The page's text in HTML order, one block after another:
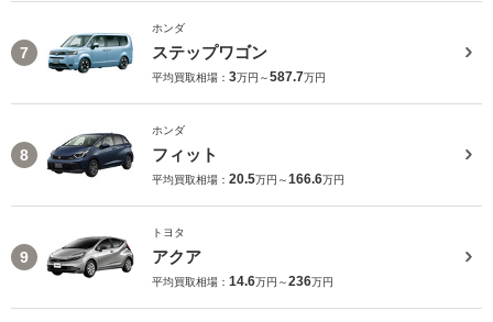
7
ホンダ
ステップワゴン
平均買取相場： 3万円～587.7万円
8
ホンダ
フィット
平均買取相場： 20.5万円～166.6万円
9
トヨタ
アクア
平均買取相場： 14.6万円～236万円